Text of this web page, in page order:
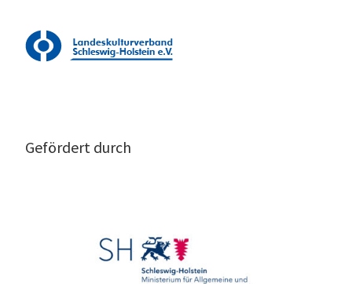
Gefördert durch